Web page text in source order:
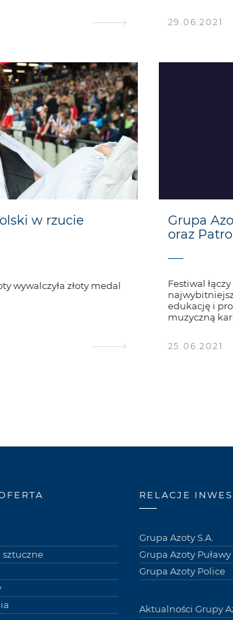
29.06.2021
w rzucie
wywalczyła złoty medal
Grupa
oraz
Festiwal
edukację i
muzyczną
25.06.2021
sztuczne
RELACJE
Grupa Azoty S.A.
Grupa Azoty Puławy
Grupa Azoty Police
Aktualności Grupy